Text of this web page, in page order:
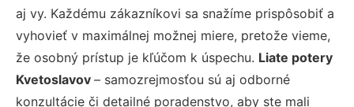
aj vy. Každému zákazníkovi sa snažíme prispôsobiť a
vyhovieť v maximálnej možnej miere, pretože vieme,
že osobný prístup je kľúčom k úspechu. Liate potery
Kvetoslavov – samozrejmosťou sú aj odborné
konzultácie či detailné poradenstvo, aby ste mali